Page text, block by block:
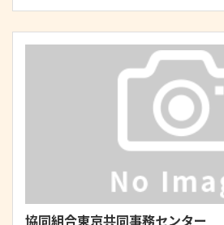
協同組合東京共同事務センター